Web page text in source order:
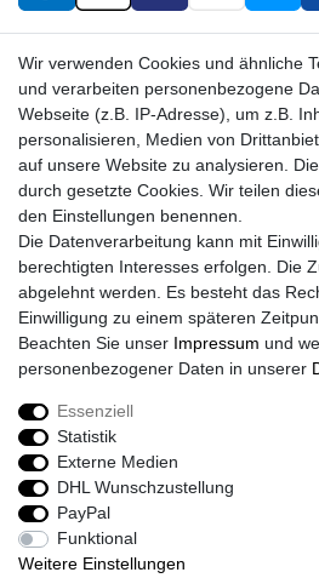
Sport-Versand24 Community
Sport-Versand24 Team Fan-Shop´s
Wir verwenden Cookies und ähnliche
und verarbeiten personenbezogene
Webseite (z.B. IP-Adresse), um z.B.
personalisieren, Medien von
auf unsere Website zu analysieren.
durch gesetzte Cookies. Wir teilen
den Einstellungen benennen.
Die Datenverarbeitung kann mit
berechtigten Interesses erfolgen. Die
abgelehnt werden. Es besteht das
Einwilligung zu einem späteren
Beachten Sie unser Impressum und
personenbezogener Daten in unserer
Essenziell
Statistik
Externe Medien
DHL Wunschzustellung
PayPal
Funktional
Weitere Einstellungen